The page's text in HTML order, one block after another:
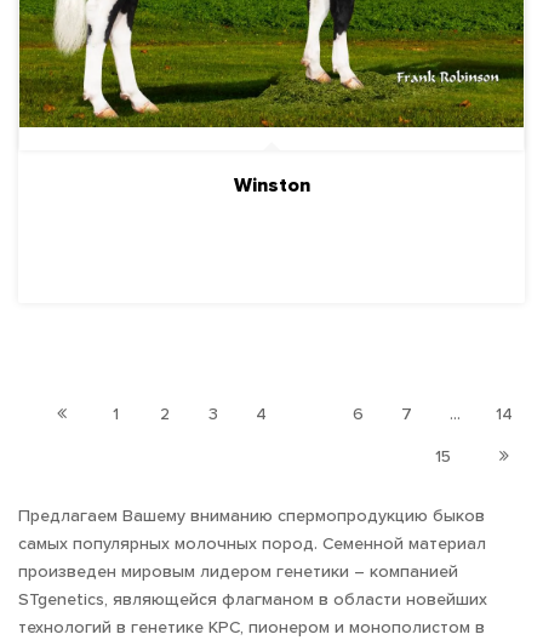
Winston
1 2 3 4 6 7 ... 14
15
Предлагаем Вашему вниманию спермопродукцию быков
самых популярных молочных пород. Семенной материал
произведен мировым лидером генетики – компанией
STgenetics, являющейся флагманом в области новейших
технологий в генетике КРС, пионером и монополистом в